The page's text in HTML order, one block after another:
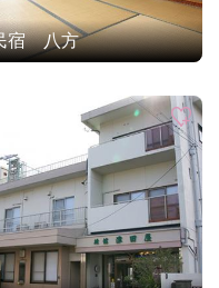
宿 八方